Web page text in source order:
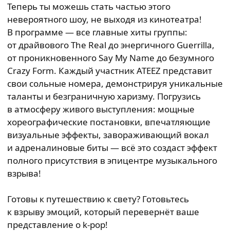
Теперь ты можешь стать частью этого
невероятного шоу, не выходя из кинотеатра!
В программе — все главные хиты группы:
от драйвового The Real до энергичного Guerrilla,
от проникновенного Say My Name до безумного
Crazy Form. Каждый участник ATEEZ представит
свои сольные номера, демонстрируя уникальные
таланты и безграничную харизму. Погрузись
в атмосферу живого выступления: мощные
хореографические постановки, впечатляющие
визуальные эффекты, завораживающий вокал
и адреналиновые биты — всё это создаст эффект
полного присутствия в эпицентре музыкального
взрыва!
Готовы к путешествию к свету? Готовьтесь
к взрыву эмоций, который перевернёт ваше
представление о k-pop!